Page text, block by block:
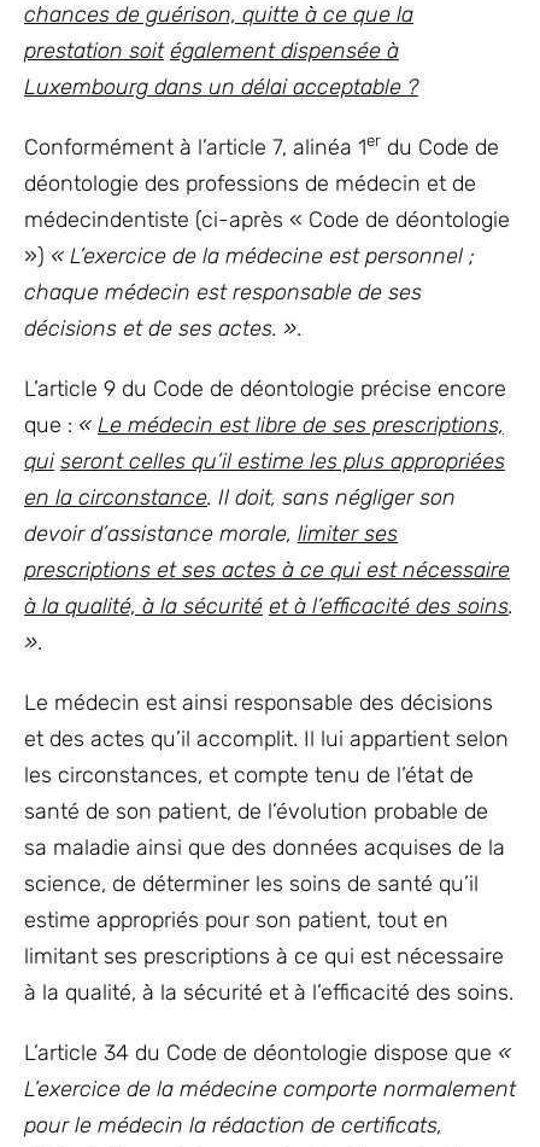
chances de guérison, quitte à ce que la
prestation soit également dispensée à
Luxembourg dans un délai acceptable ?
Conformément à l’article 7, alinéa 1er du Code de
déontologie des professions de médecin et de
médecindentiste (ci-après « Code de déontologie
») « L’exercice de la médecine est personnel ;
chaque médecin est responsable de ses
décisions et de ses actes. ».
L’article 9 du Code de déontologie précise encore
que : « Le médecin est libre de ses prescriptions,
qui seront celles qu’il estime les plus appropriées
en la circonstance. Il doit, sans négliger son
devoir d’assistance morale, limiter ses
prescriptions et ses actes à ce qui est nécessaire
à la qualité, à la sécurité et à l’efficacité des soins.
».
Le médecin est ainsi responsable des décisions
et des actes qu’il accomplit. Il lui appartient selon
les circonstances, et compte tenu de l’état de
santé de son patient, de l’évolution probable de
sa maladie ainsi que des données acquises de la
science, de déterminer les soins de santé qu’il
estime appropriés pour son patient, tout en
limitant ses prescriptions à ce qui est nécessaire
à la qualité, à la sécurité et à l’efficacité des soins.
L’article 34 du Code de déontologie dispose que «
L’exercice de la médecine comporte normalement
pour le médecin la rédaction de certificats,